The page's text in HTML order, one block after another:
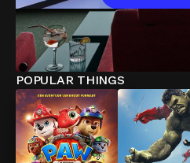
POPULAR THINGS